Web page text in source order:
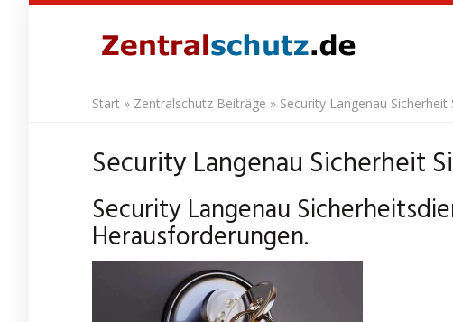
Start » Zentralschutz Beiträge » Security Langenau
Security Langenau Sicherheit
Security Langenau
Herausforderungen.